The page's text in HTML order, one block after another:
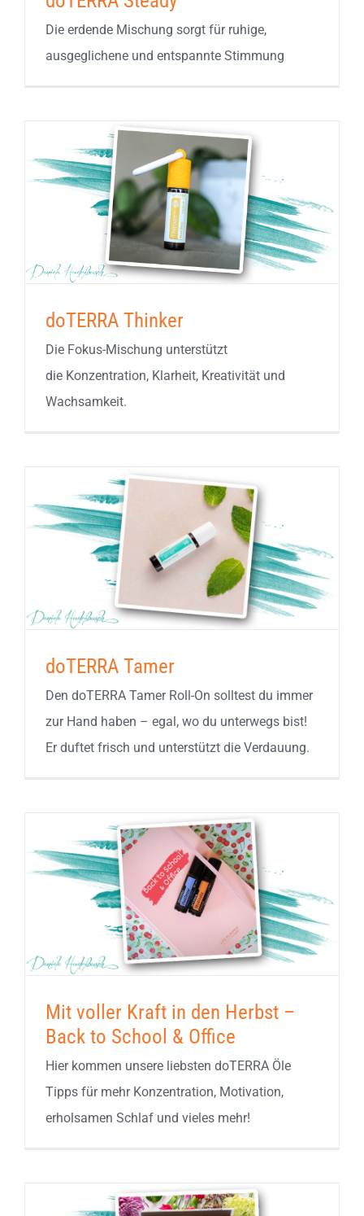
Die erdende Mischung sorgt für ruhige,
ausgeglichene und entspannte Stimmung
doTERRA Thinker
Die Fokus-Mischung unterstützt
die Konzentration, Klarheit, Kreativität und
Wachsamkeit.
doTERRA Tamer
Den doTERRA Tamer Roll-On solltest du immer
zur Hand haben – egal, wo du unterwegs bist!
Er duftet frisch und unterstützt die Verdauung.
Mit voller Kraft in den Herbst –
Back to School & Office
Hier kommen unsere liebsten doTERRA Öle
Tipps für mehr Konzentration, Motivation,
erholsamen Schlaf und vieles mehr!